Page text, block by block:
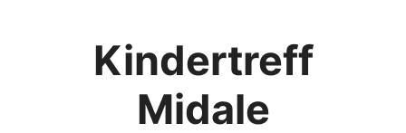
Kindertreff
Midale